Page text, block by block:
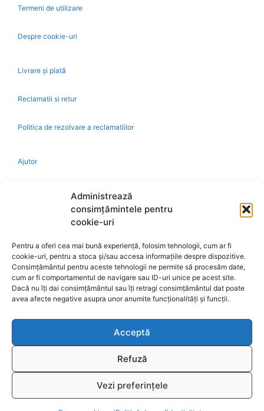
Administrează
consimțămintele pentru
cookie-uri
Pentru a oferi cea mai bună experiență, folosim tehnologii, cum ar fi
cookie-uri, pentru a stoca și/sau accesa informațiile despre dispozitive.
Consimțământul pentru aceste tehnologii ne permite să procesăm date,
cum ar fi comportamentul de navigare sau ID-uri unice pe acest site.
Dacă nu îți dai consimțământul sau îți retragi consimțământul dat poate
avea afecte negative asupra unor anumite funcționalități și funcții.
Acceptă
Refuză
Vezi preferințele
Termeni de utilizare
Despre cookie-uri
Livrare și plată
Reclamatii si retur
Politica de rezolvare a reclamatiilor
Ajutor
Retragere din contract
A.N.P.C.
© 2026www.fengshui-market.ro- remedii, cadouri și